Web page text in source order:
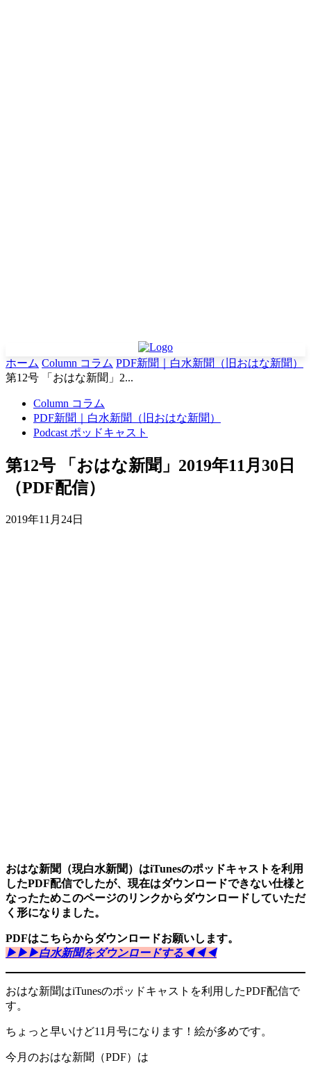
ホーム Column コラム PDF新聞｜白水新聞（旧おはな新聞）
第12号 「おはな新聞」2...
Column コラム
PDF新聞｜白水新聞（旧おはな新聞）
Podcast ポッドキャスト
第12号 「おはな新聞」2019年11月30日
（PDF配信）
2019年11月24日
おはな新聞（現白水新聞）はiTunesのポッドキャストを利用
したPDF配信でしたが、現在はダウンロードできない仕様と
なったためこのページのリンクからダウンロードしていただ
く形になりました。
PDFはこちらからダウンロードお願いします。
▶︎▶︎▶︎白水新聞をダウンロードする◀︎◀︎◀︎
おはな新聞はiTunesのポッドキャストを利用したPDF配信で
す。
ちょっと早いけど11月号になります！絵が多めです。
今月のおはな新聞（PDF）は